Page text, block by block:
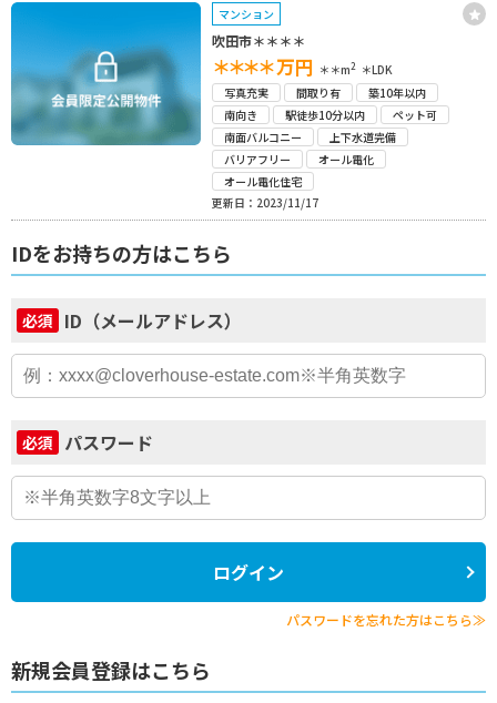
マンション
吹田市＊＊＊＊
＊＊＊＊万円 ＊＊m2 ＊LDK
写真充実
間取り有
築10年以内
南向き
駅徒歩10分以内
ペット可
南面バルコニー
上下水道完備
バリアフリー
オール電化
オール電化住宅
更新日：2023/11/17
IDをお持ちの方はこちら
必須 ID（メールアドレス）
必須 パスワード
ログイン
パスワードを忘れた方はこちら≫
新規会員登録はこちら